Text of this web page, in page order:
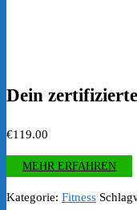
Dein
€119.00
MEHR ERFAHREN
Kategorie: Fitness